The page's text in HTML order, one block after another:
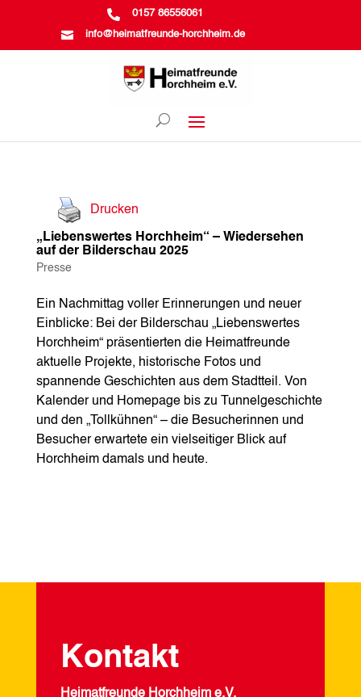
 0157 86556061
 info@heimatfreunde-horchheim.de
Drucken
„Liebenswertes Horchheim“ – Wiedersehen
auf der Bilderschau 2025
Presse
Ein Nachmittag voller Erinnerungen und neuer
Einblicke: Bei der Bilderschau „Liebenswertes
Horchheim“ präsentierten die Heimatfreunde
aktuelle Projekte, historische Fotos und
spannende Geschichten aus dem Stadtteil. Von
Kalender und Homepage bis zu Tunnelgeschichte
und den „Tollkühnen“ – die Besucherinnen und
Besucher erwartete ein vielseitiger Blick auf
Horchheim damals und heute.
Kontakt
Heimatfreunde Horchheim e.V.